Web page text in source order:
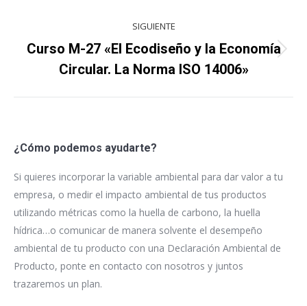
SIGUIENTE
Proyecto
siguiente
Curso M-27 «El Ecodiseño y la Economía
Circular. La Norma ISO 14006»
¿Cómo podemos ayudarte?
Si quieres incorporar la variable ambiental para dar valor a tu
empresa, o medir el impacto ambiental de tus productos
utilizando métricas como la huella de carbono, la huella
hídrica…o comunicar de manera solvente el desempeño
ambiental de tu producto con una Declaración Ambiental de
Producto, ponte en contacto con nosotros y juntos
trazaremos un plan.